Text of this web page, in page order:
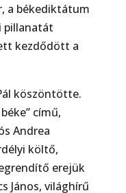
a békediktátum
pillanatát
kezdődött a
köszöntötte.
című,
Andrea
költő,
erejük
János, világhírű